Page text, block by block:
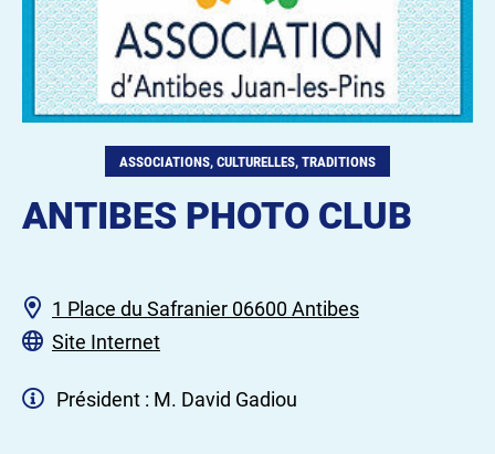
ASSOCIATIONS, CULTURELLES, TRADITIONS
ANTIBES PHOTO CLUB
1 Place du Safranier 06600 Antibes
Site Internet
Président : M. David Gadiou